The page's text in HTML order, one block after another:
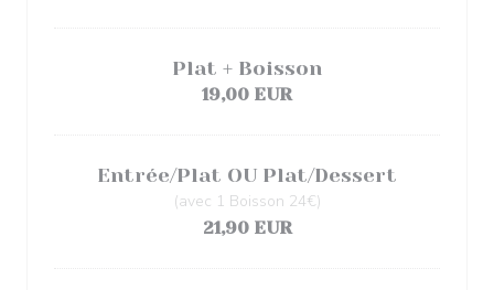
Plat + Boisson
19,00 EUR
Entrée/Plat OU Plat/Dessert
(avec 1 Boisson 24€)
21,90 EUR